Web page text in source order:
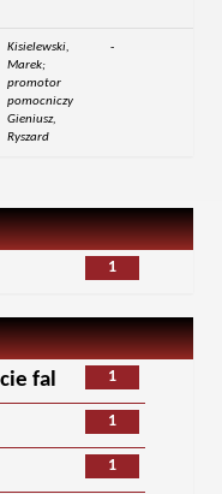
Kisielewski,
Marek;
promotor
pomocniczy
Gieniusz,
Ryszard
-
1
1
fal
1
1